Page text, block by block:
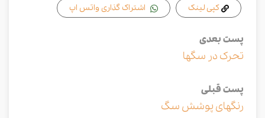
کپی لینک اشتراک گذاری واتس اپ
پست بعدی
تحرک در سگها
پست قبلی
رنگهای پوشش سگ